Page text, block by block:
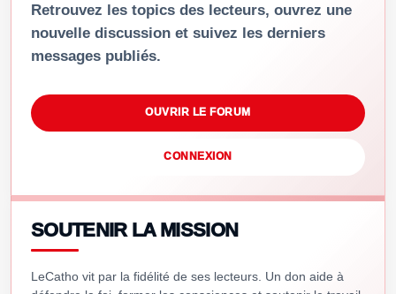
Retrouvez les topics des lecteurs, ouvrez une
nouvelle discussion et suivez les derniers
messages publiés.
OUVRIR LE FORUM
CONNEXION
SOUTENIR LA MISSION
LeCatho vit par la fidélité de ses lecteurs. Un don aide à